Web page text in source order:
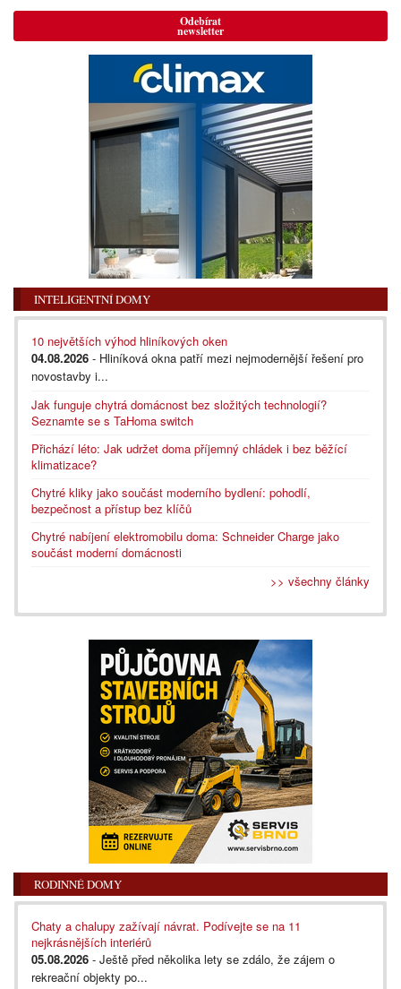
Odebírat
newsletter
INTELIGENTNÍ DOMY
10 největších výhod hliníkových oken
04.08.2026 - Hliníková okna patří mezi nejmodernější řešení pro
novostavby i...
Jak funguje chytrá domácnost bez složitých technologií?
Seznamte se s TaHoma switch
Přichází léto: Jak udržet doma příjemný chládek i bez běžící
klimatizace?
Chytré kliky jako součást moderního bydlení: pohodlí,
bezpečnost a přístup bez klíčů
Chytré nabíjení elektromobilu doma: Schneider Charge jako
součást moderní domácnosti
>> všechny články
RODINNÉ DOMY
Chaty a chalupy zažívají návrat. Podívejte se na 11
nejkrásnějších interiérů
05.08.2026 - Ještě před několika lety se zdálo, že zájem o
rekreační objekty po...